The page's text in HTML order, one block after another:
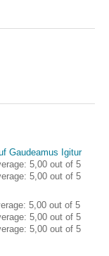
Gaudeamus Igitur